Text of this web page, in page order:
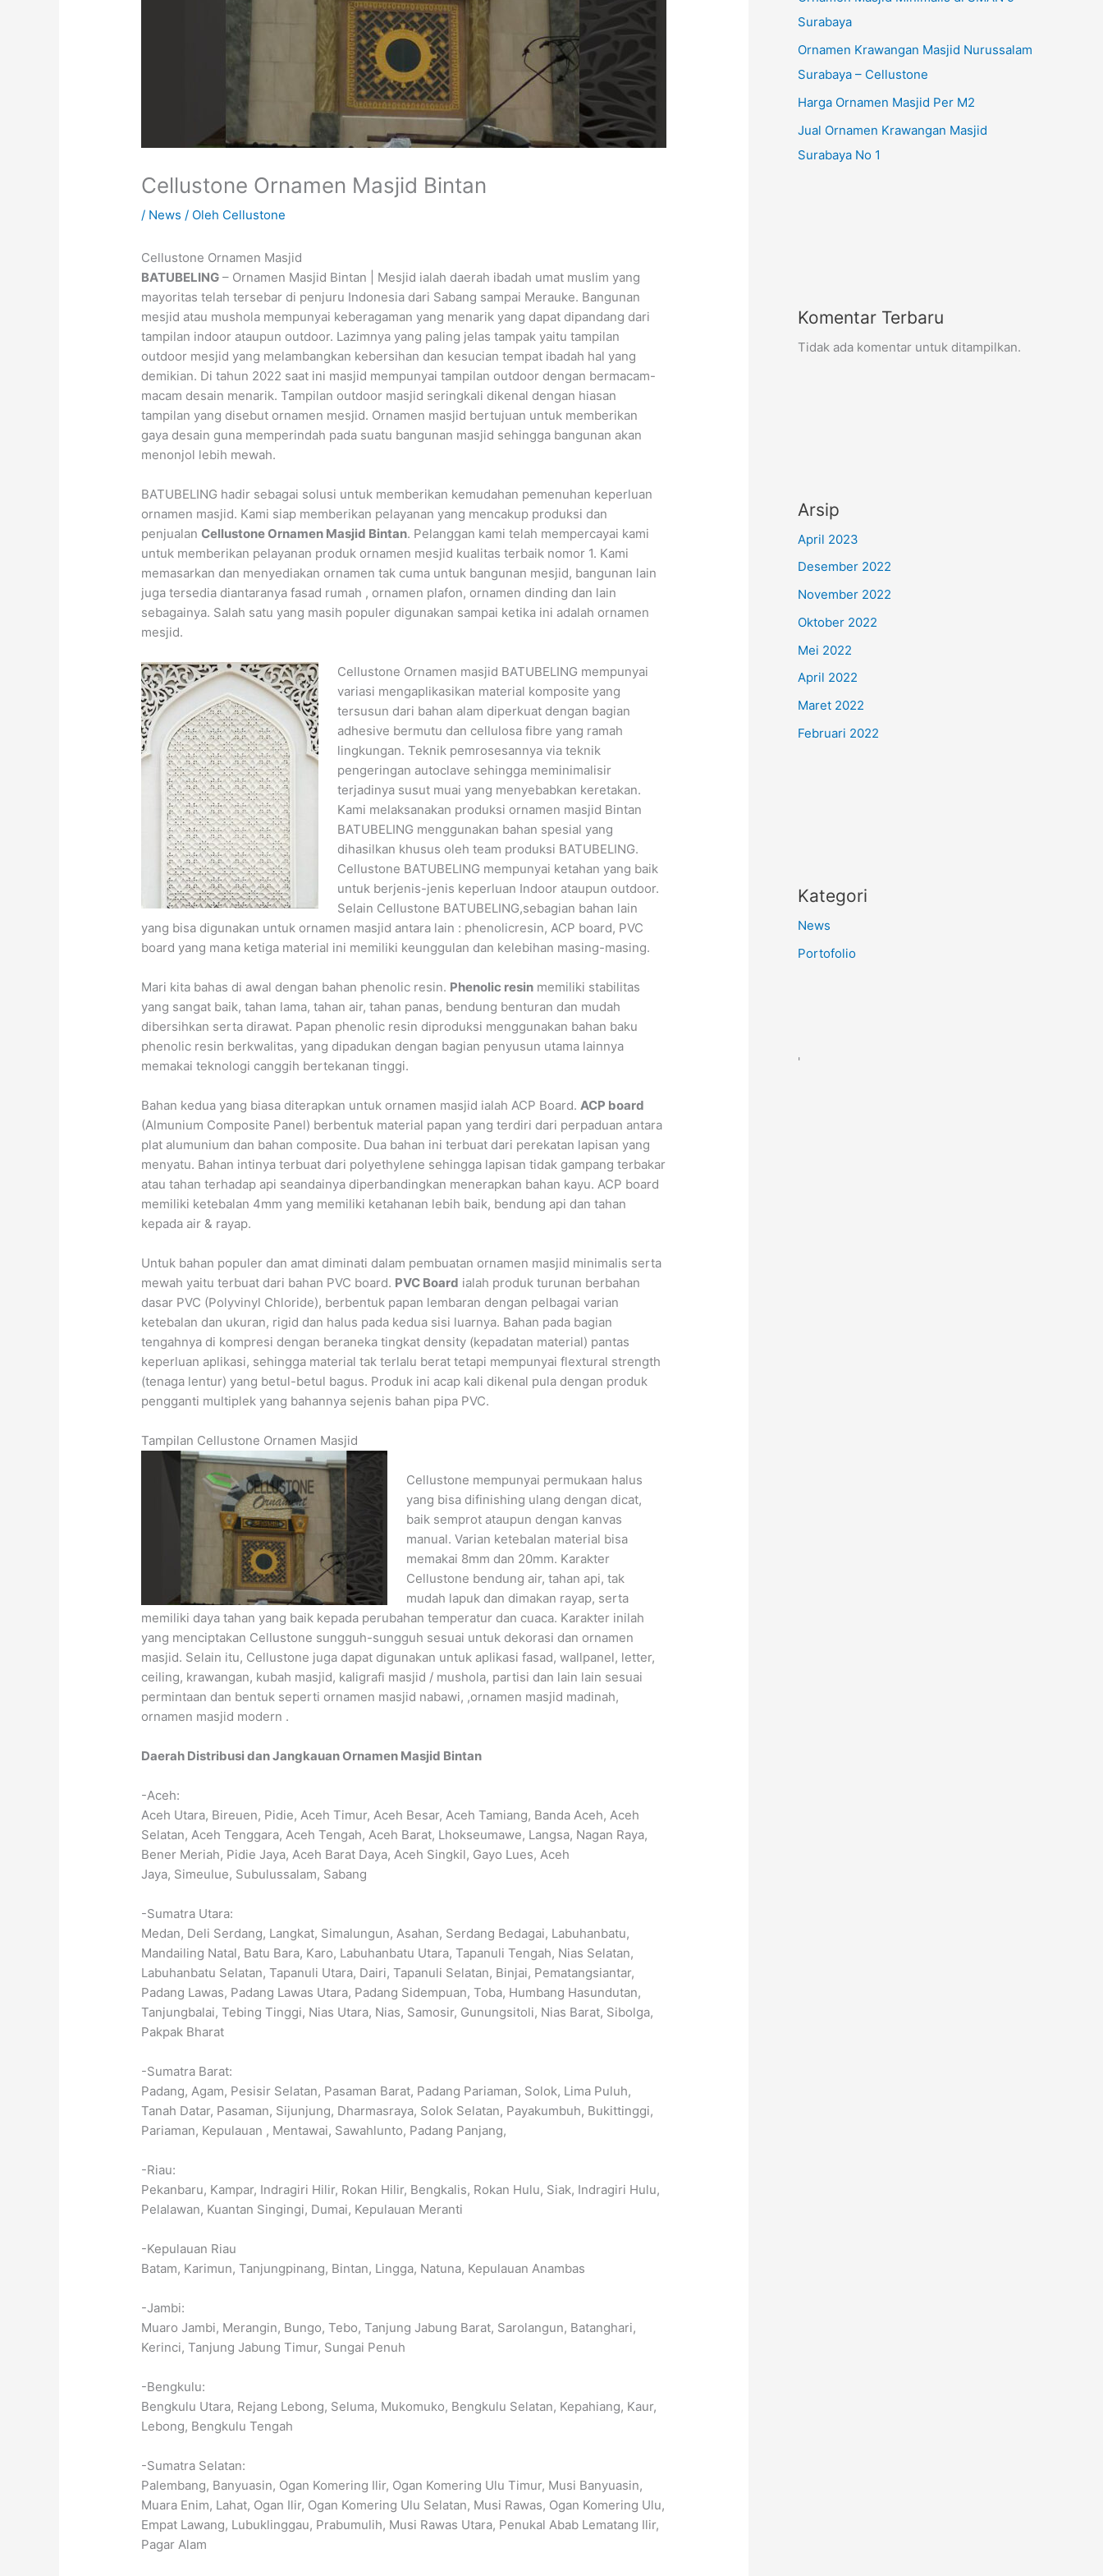
Cellustone Ornamen Masjid Bintan
/ News / Oleh Cellustone
Cellustone Ornamen Masjid
BATUBELING – Ornamen Masjid Bintan | Mesjid ialah daerah ibadah umat muslim yang
mayoritas telah tersebar di penjuru Indonesia dari Sabang sampai Merauke. Bangunan
mesjid atau mushola mempunyai keberagaman yang menarik yang dapat dipandang dari
tampilan indoor ataupun outdoor. Lazimnya yang paling jelas tampak yaitu tampilan
outdoor mesjid yang melambangkan kebersihan dan kesucian tempat ibadah hal yang
demikian. Di tahun 2022 saat ini masjid mempunyai tampilan outdoor dengan bermacam-
macam desain menarik. Tampilan outdoor masjid seringkali dikenal dengan hiasan
tampilan yang disebut ornamen mesjid. Ornamen masjid bertujuan untuk memberikan
gaya desain guna memperindah pada suatu bangunan masjid sehingga bangunan akan
menonjol lebih mewah.
BATUBELING hadir sebagai solusi untuk memberikan kemudahan pemenuhan keperluan
ornamen masjid. Kami siap memberikan pelayanan yang mencakup produksi dan
penjualanCellustone Ornamen Masjid Bintan. Pelanggan kami telah mempercayai kami
untuk memberikan pelayanan produk ornamen mesjid kualitas terbaik nomor 1. Kami
memasarkan dan menyediakan ornamen tak cuma untuk bangunan mesjid, bangunan lain
juga tersedia diantaranya fasad rumah , ornamen plafon, ornamen dinding dan lain
sebagainya. Salah satu yang masih populer digunakan sampai ketika ini adalah ornamen
mesjid.
Cellustone Ornamen masjid BATUBELING mempunyai
variasi mengaplikasikan material komposite yang
tersusun dari bahan alam diperkuat dengan bagian
adhesive bermutu dan cellulosa fibre yang ramah
lingkungan. Teknik pemrosesannya via teknik
pengeringan autoclave sehingga meminimalisir
terjadinya susut muai yang menyebabkan keretakan.
Kami melaksanakan produksi ornamen masjid Bintan
BATUBELING menggunakan bahan spesial yang
dihasilkan khusus oleh team produksi BATUBELING.
Cellustone BATUBELING mempunyai ketahan yang baik
untuk berjenis-jenis keperluan Indoor ataupun outdoor.
Selain Cellustone BATUBELING,sebagian bahan lain
yang bisa digunakan untuk ornamen masjid antara lain : phenolicresin, ACP board, PVC
board yang mana ketiga material ini memiliki keunggulan dan kelebihan masing-masing.
Mari kita bahas di awal dengan bahan phenolic resin. Phenolic resin memiliki stabilitas
yang sangat baik, tahan lama, tahan air, tahan panas, bendung benturan dan mudah
dibersihkan serta dirawat. Papan phenolic resin diproduksi menggunakan bahan baku
phenolic resin berkwalitas, yang dipadukan dengan bagian penyusun utama lainnya
memakai teknologi canggih bertekanan tinggi.
Bahan kedua yang biasa diterapkan untuk ornamen masjid ialah ACP Board. ACP board
(Almunium Composite Panel) berbentuk material papan yang terdiri dari perpaduan antara
plat alumunium dan bahan composite. Dua bahan ini terbuat dari perekatan lapisan yang
menyatu. Bahan intinya terbuat dari polyethylene sehingga lapisan tidak gampang terbakar
atau tahan terhadap api seandainya diperbandingkan menerapkan bahan kayu. ACP board
memiliki ketebalan 4mm yang memiliki ketahanan lebih baik, bendung api dan tahan
kepada air & rayap.
Untuk bahan populer dan amat diminati dalam pembuatan ornamen masjid minimalis serta
mewah yaitu terbuat dari bahan PVC board. PVC Board ialah produk turunan berbahan
dasar PVC (Polyvinyl Chloride), berbentuk papan lembaran dengan pelbagai varian
ketebalan dan ukuran, rigid dan halus pada kedua sisi luarnya. Bahan pada bagian
tengahnya di kompresi dengan beraneka tingkat density (kepadatan material) pantas
keperluan aplikasi, sehingga material tak terlalu berat tetapi mempunyai flextural strength
(tenaga lentur) yang betul-betul bagus. Produk ini acap kali dikenal pula dengan produk
pengganti multiplek yang bahannya sejenis bahan pipa PVC.
Tampilan Cellustone Ornamen Masjid
Cellustone mempunyai permukaan halus
yang bisa difinishing ulang dengan dicat,
baik semprot ataupun dengan kanvas
manual. Varian ketebalan material bisa
memakai 8mm dan 20mm. Karakter
Cellustone bendung air, tahan api, tak
mudah lapuk dan dimakan rayap, serta
memiliki daya tahan yang baik kepada perubahan temperatur dan cuaca. Karakter inilah
yang menciptakan Cellustone sungguh-sungguh sesuai untuk dekorasi dan ornamen
masjid. Selain itu, Cellustone juga dapat digunakan untuk aplikasi fasad, wallpanel, letter,
ceiling, krawangan, kubah masjid, kaligrafi masjid / mushola, partisi dan lain lain sesuai
permintaan dan bentuk seperti ornamen masjid nabawi, ,ornamen masjid madinah,
ornamen masjid modern .
Daerah Distribusi dan Jangkauan Ornamen Masjid Bintan
-Aceh:
Aceh Utara, Bireuen, Pidie, Aceh Timur, Aceh Besar, Aceh Tamiang, Banda Aceh, Aceh
Selatan, Aceh Tenggara, Aceh Tengah, Aceh Barat, Lhokseumawe, Langsa, Nagan Raya,
Bener Meriah, Pidie Jaya, Aceh Barat Daya, Aceh Singkil, Gayo Lues, Aceh
Jaya, Simeulue, Subulussalam, Sabang
-Sumatra Utara:
Medan, Deli Serdang, Langkat, Simalungun, Asahan, Serdang Bedagai, Labuhanbatu,
Mandailing Natal, Batu Bara, Karo, Labuhanbatu Utara, Tapanuli Tengah, Nias Selatan,
Labuhanbatu Selatan, Tapanuli Utara, Dairi, Tapanuli Selatan, Binjai, Pematangsiantar,
Padang Lawas, Padang Lawas Utara, Padang Sidempuan, Toba, Humbang Hasundutan,
Tanjungbalai, Tebing Tinggi, Nias Utara, Nias, Samosir, Gunungsitoli, Nias Barat, Sibolga,
Pakpak Bharat
-Sumatra Barat:
Padang, Agam, Pesisir Selatan, Pasaman Barat, Padang Pariaman, Solok, Lima Puluh,
Tanah Datar, Pasaman, Sijunjung, Dharmasraya, Solok Selatan, Payakumbuh, Bukittinggi,
Pariaman, Kepulauan , Mentawai, Sawahlunto, Padang Panjang,
-Riau:
Pekanbaru, Kampar, Indragiri Hilir, Rokan Hilir, Bengkalis, Rokan Hulu, Siak, Indragiri Hulu,
Pelalawan, Kuantan Singingi, Dumai, Kepulauan Meranti
-Kepulauan Riau
Batam, Karimun, Tanjungpinang, Bintan, Lingga, Natuna, Kepulauan Anambas
-Jambi:
Muaro Jambi, Merangin, Bungo, Tebo, Tanjung Jabung Barat, Sarolangun, Batanghari,
Kerinci, Tanjung Jabung Timur, Sungai Penuh
-Bengkulu:
Bengkulu Utara, Rejang Lebong, Seluma, Mukomuko, Bengkulu Selatan, Kepahiang, Kaur,
Lebong, Bengkulu Tengah
-Sumatra Selatan:
Palembang, Banyuasin, Ogan Komering Ilir, Ogan Komering Ulu Timur, Musi Banyuasin,
Muara Enim, Lahat, Ogan Ilir, Ogan Komering Ulu Selatan, Musi Rawas, Ogan Komering Ulu,
Empat Lawang, Lubuklinggau, Prabumulih, Musi Rawas Utara, Penukal Abab Lematang Ilir,
Pagar Alam
Surabaya
Ornamen Krawangan Masjid Nurussalam
Surabaya – Cellustone
Harga Ornamen Masjid Per M2
Jual Ornamen Krawangan Masjid
Surabaya No 1
Komentar Terbaru
Tidak ada komentar untuk ditampilkan.
Arsip
April 2023
Desember 2022
November 2022
Oktober 2022
Mei 2022
April 2022
Maret 2022
Februari 2022
Kategori
News
Portofolio
'